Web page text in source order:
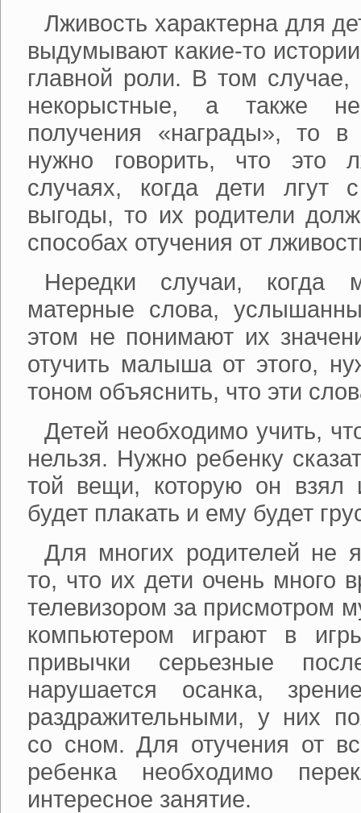
Лживость характерна для
выдумывают какие-то
главной роли. В том случае,
некорыстные, а также
получения «награды», то
нужно говорить, что это
случаях, когда дети лгут
выгоды, то их родители
способах отучения от
Нередки случаи, когда
матерные слова,
этом не понимают их
отучить малыша от этого,
тоном объяснить, что эти
Детей необходимо учить,
нельзя. Нужно ребенку
той вещи, которую он взял
будет плакать и ему будет
Для многих родителей не
то, что их дети очень много
телевизором за присмотром
компьютером играют в
привычки серьезные
нарушается осанка,
раздражительными, у них
со сном. Для отучения от
ребенка необходимо
интересное занятие.